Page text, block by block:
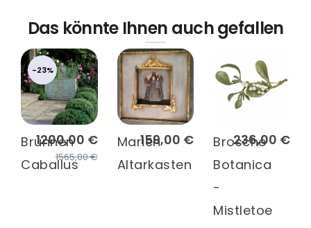
Das könnte Ihnen auch gefallen
-23%
1200,00 €
1565,00 €
Brunnen
Caballus
159,00 €
Marien
Altarkasten
236,00 €
Brosche
Botanica
-
Mistletoe